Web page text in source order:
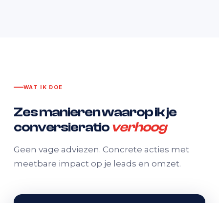
WAT IK DOE
Zes manieren waarop ik je
conversieratioverhoog
Geen vage adviezen. Concrete acties met
meetbare impact op je leads en omzet.